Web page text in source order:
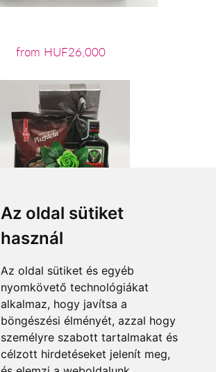
Az oldal sütiket
használ
Az oldal sütiket és egyéb
nyomkövető technológiákat
alkalmaz, hogy javítsa a
böngészési élményét, azzal hogy
személyre szabott tartalmakat és
célzott hirdetéseket jelenít meg,
from HUF26,000
Accepted payment methods